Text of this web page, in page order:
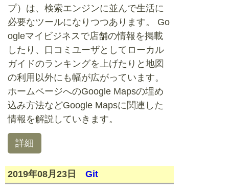
プ）は、検索エンジンに並んで生活に
必要なツールになりつつあります。 Go
ogleマイビジネスで店舗の情報を掲載
したり、口コミユーザとしてローカル
ガイドのランキングを上げたりと地図
の利用以外にも幅が広がっています。
ホームページへのGoogle Mapsの埋め
込み方法などGoogle Mapsに関連した
情報を解説していきます。
詳細
2019年08月23日 Git